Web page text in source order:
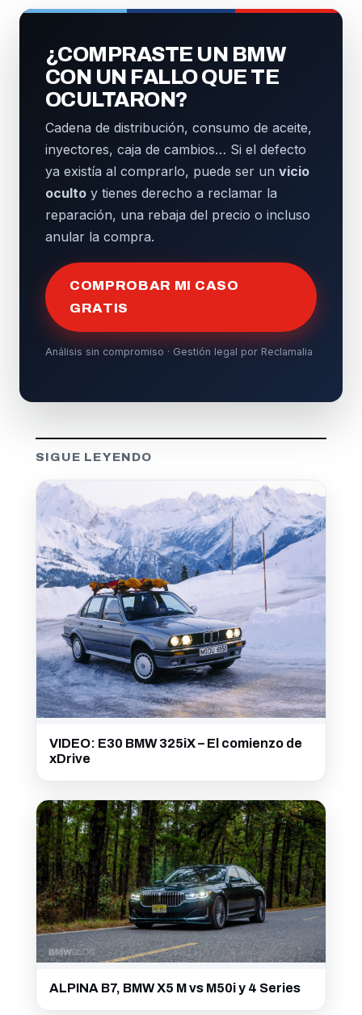
¿COMPRASTE UN BMW
CON UN FALLO QUE TE
OCULTARON?
Cadena de distribución, consumo de aceite,
inyectores, caja de cambios… Si el defecto
ya existía al comprarlo, puede ser un vicio
oculto y tienes derecho a reclamar la
reparación, una rebaja del precio o incluso
anular la compra.
COMPROBAR MI CASO
GRATIS
Análisis sin compromiso · Gestión legal por Reclamalia
SIGUE LEYENDO
VIDEO: E30 BMW 325iX – El comienzo de
xDrive
ALPINA B7, BMW X5 M vs M50i y 4 Series